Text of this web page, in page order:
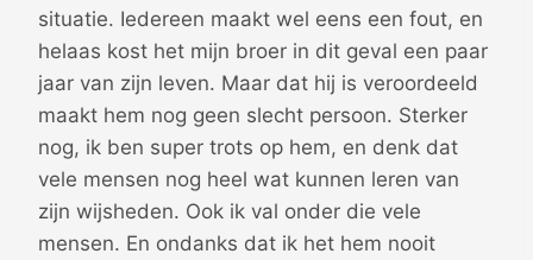
situatie. Iedereen maakt wel eens een fout, en
helaas kost het mijn broer in dit geval een paar
jaar van zijn leven. Maar dat hij is veroordeeld
maakt hem nog geen slecht persoon. Sterker
nog, ik ben super trots op hem, en denk dat
vele mensen nog heel wat kunnen leren van
zijn wijsheden. Ook ik val onder die vele
mensen. En ondanks dat ik het hem nooit